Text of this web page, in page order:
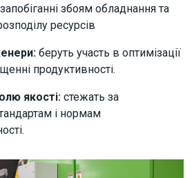
збоям обладнання та
ресурсів
беруть участь в оптимізації
продуктивності.
якості: стежать за
і нормам